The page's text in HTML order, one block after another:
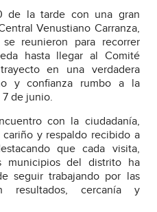
de la tarde con una gran
Venustiano Carranza,
reunieron para recorrer
hasta llegar al Comité
en una verdadera
y confianza rumbo a la
de junio.
con la ciudadanía,
y respaldo recibido a
que cada visita,
municipios del distrito ha
seguir trabajando por las
resultados, cercanía y